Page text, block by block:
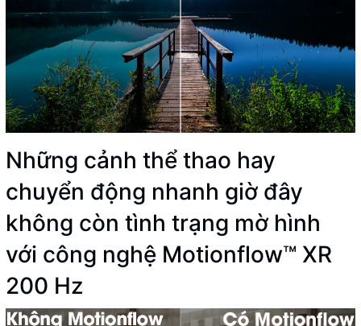
Những cảnh thể thao hay
chuyển động nhanh giờ đây
không còn tình trạng mờ hình
với công nghệ Motionflow™ XR
200 Hz